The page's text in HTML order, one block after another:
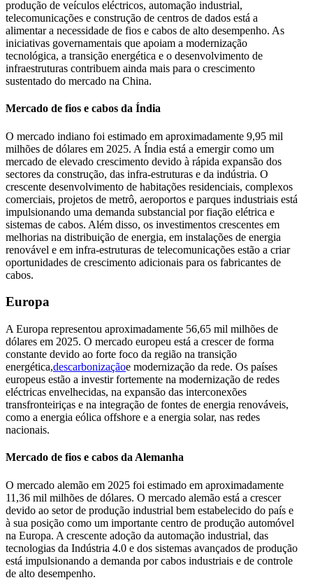
produção de veículos eléctricos, automação industrial,
telecomunicações e construção de centros de dados está a
alimentar a necessidade de fios e cabos de alto desempenho. As
iniciativas governamentais que apoiam a modernização
tecnológica, a transição energética e o desenvolvimento de
infraestruturas contribuem ainda mais para o crescimento
sustentado do mercado na China.
Mercado de fios e cabos da Índia
O mercado indiano foi estimado em aproximadamente 9,95 mil
milhões de dólares em 2025. A Índia está a emergir como um
mercado de elevado crescimento devido à rápida expansão dos
sectores da construção, das infra-estruturas e da indústria. O
crescente desenvolvimento de habitações residenciais, complexos
comerciais, projetos de metrô, aeroportos e parques industriais está
impulsionando uma demanda substancial por fiação elétrica e
sistemas de cabos. Além disso, os investimentos crescentes em
melhorias na distribuição de energia, em instalações de energia
renovável e em infra-estruturas de telecomunicações estão a criar
oportunidades de crescimento adicionais para os fabricantes de
cabos.
Europa
A Europa representou aproximadamente 56,65 mil milhões de
dólares em 2025. O mercado europeu está a crescer de forma
constante devido ao forte foco da região na transição
energética,descarbonizaçãoe modernização da rede. Os países
europeus estão a investir fortemente na modernização de redes
eléctricas envelhecidas, na expansão das interconexões
transfronteiriças e na integração de fontes de energia renováveis,
como a energia eólica offshore e a energia solar, nas redes
nacionais.
Mercado de fios e cabos da Alemanha
O mercado alemão em 2025 foi estimado em aproximadamente
11,36 mil milhões de dólares. O mercado alemão está a crescer
devido ao setor de produção industrial bem estabelecido do país e
à sua posição como um importante centro de produção automóvel
na Europa. A crescente adoção da automação industrial, das
tecnologias da Indústria 4.0 e dos sistemas avançados de produção
está impulsionando a demanda por cabos industriais e de controle
de alto desempenho.